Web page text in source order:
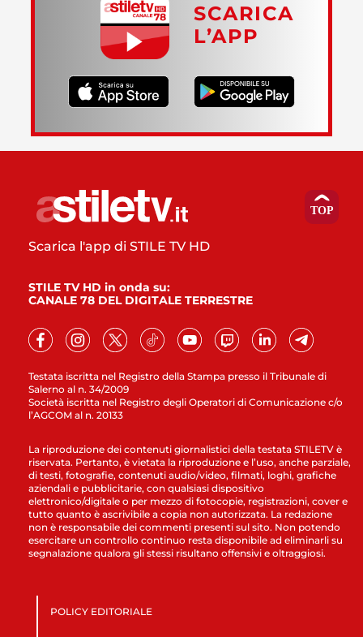
SCARICA
L’APP
Testata iscritta nel Registro della Stampa presso il Tribunale di
Salerno al n. 34/2009
Società iscritta nel Registro degli Operatori di Comunicazione c/o
l’AGCOM al n. 20133
Scarica l'app di STILE TV HD
STILE TV HD in onda su:
CANALE 78 DEL DIGITALE TERRESTRE
La riproduzione dei contenuti giornalistici della testata STILETV è
riservata. Pertanto, è vietata la riproduzione e l’uso, anche parziale,
di testi, fotografie, contenuti audio/video, filmati, loghi, grafiche
aziendali e pubblicitarie, con qualsiasi dispositivo
elettronico/digitale o per mezzo di fotocopie, registrazioni, cover e
tutto quanto è ascrivibile a copia non autorizzata. La redazione
non è responsabile dei commenti presenti sul sito. Non potendo
esercitare un controllo continuo resta disponibile ad eliminarli su
segnalazione qualora gli stessi risultano offensivi e oltraggiosi.
POLICY EDITORIALE